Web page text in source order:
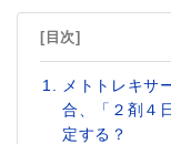
[目次]
メトトレキサ
合、「２剤４
定する？